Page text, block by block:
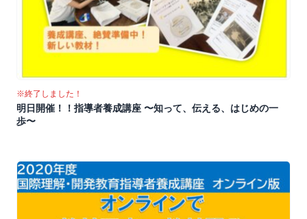
※終了しました！
明日開催！！指導者養成講座 〜知って、伝える、はじめの一
歩〜